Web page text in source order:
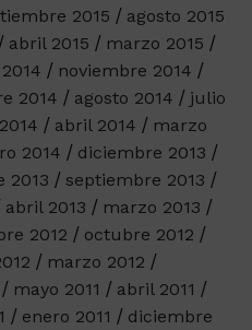
2015
agosto 2015
abril 2015
marzo 2015
noviembre 2014
2014 agosto 2014
julio
abril 2014
marzo
2014
diciembre 2013
2013
septiembre 2013
abril 2013
marzo 2013
2012
octubre 2012
marzo 2012
mayo 2011
abril 2011
enero 2011
diciembre